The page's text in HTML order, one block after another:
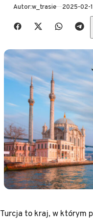
Autor:w_trasie 2025-02-
Udostępnij znajomym
Turcja to kraj, w którym